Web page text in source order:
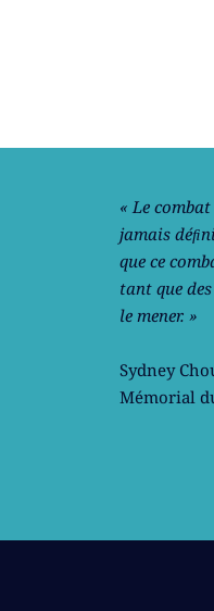
« Le
jamais
que ce
tant que
le mener. »
Sydney
Mémorial